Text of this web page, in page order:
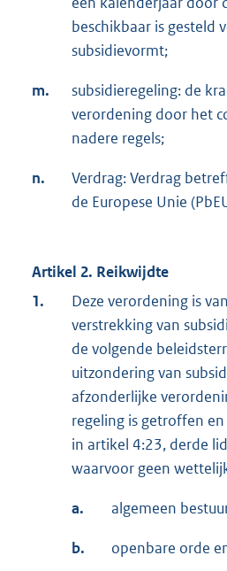
beschikbaar is gesteld
subsidievormt;
m.
subsidieregeling: de
verordening door het
nadere regels;
n.
Verdrag: Verdrag
de Europese Unie
Artikel 2. Reikwijdte
1.
Deze verordening is
verstrekking van
de volgende
uitzondering van
afzonderlijke
regeling is getroffen
in artikel 4:23, derde
waarvoor geen
a. algemeen
b. openbare orde